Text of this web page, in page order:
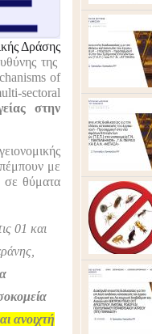
Δράσης
της
of
sectoral
στην
με
σε θύματα
01 και
ανοιχτή